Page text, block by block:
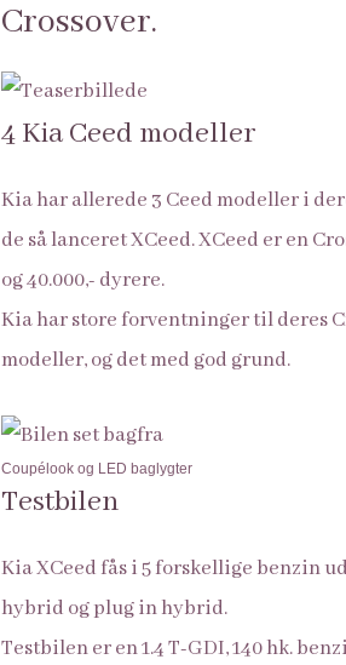
Crossover.
4 Kia Ceed modeller
Kia har allerede 3 Ceed modeller i
de så lanceret XCeed. XCeed er en
og 40.000,- dyrere.
Kia har store forventninger til deres
modeller, og det med god grund.
Coupélook og LED baglygter
Testbilen
Kia XCeed fås i 5 forskellige benzin
hybrid og plug in hybrid.
Testbilen er en 1.4 T-GDI, 140 hk.